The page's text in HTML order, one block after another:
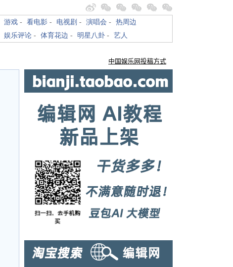
游戏 - 看电影 - 电视剧 - 演唱会 - 热周边
娱乐评论 - 体育花边 - 明星八卦 - 艺人